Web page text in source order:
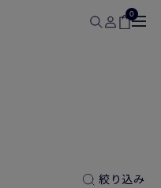
0
絞り込み